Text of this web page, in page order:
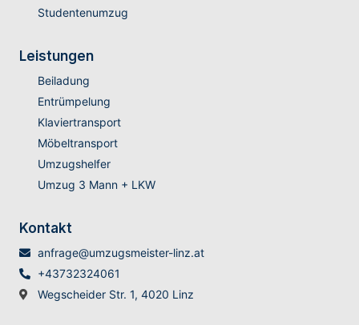
Studentenumzug
Leistungen
Beiladung
Entrümpelung
Klaviertransport
Möbeltransport
Umzugshelfer
Umzug 3 Mann + LKW
Kontakt
anfrage@umzugsmeister-linz.at
+43732324061
Wegscheider Str. 1, 4020 Linz